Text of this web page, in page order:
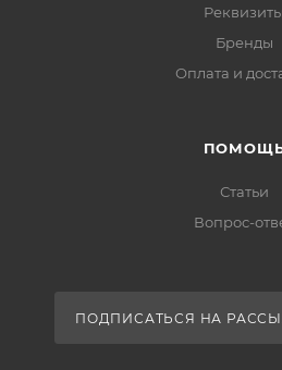
Реквизиты
Бренды
Оплата и
Статьи
Вопрос-
ПОДПИСАТЬСЯ НА